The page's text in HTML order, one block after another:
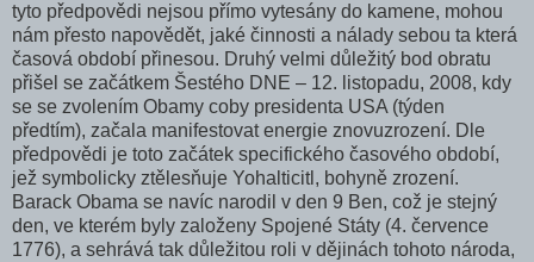
tyto předpovědi nejsou přímo vytesány do kamene, mohou
nám přesto napovědět, jaké činnosti a nálady sebou ta která
časová období přinesou. Druhý velmi důležitý bod obratu
přišel se začátkem Šestého DNE – 12. listopadu, 2008, kdy
se se zvolením Obamy coby presidenta USA (týden
předtím), začala manifestovat energie znovuzrození. Dle
předpovědi je toto začátek specifického časového období,
jež symbolicky ztělesňuje Yohalticitl, bohyně zrození.
Barack Obama se navíc narodil v den 9 Ben, což je stejný
den, ve kterém byly založeny Spojené Státy (4. července
1776), a sehrává tak důležitou roli v dějinách tohoto národa,